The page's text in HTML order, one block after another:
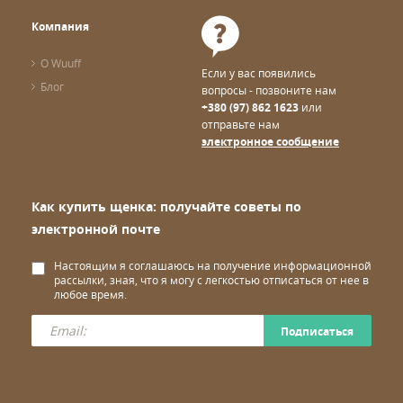
приступайте к выбору щенка.
Процесс покупки щенка должен быть приятным и
комфортным. Именно поэтому мы собрали всю доступную
информацию в одном месте, тем самым устраняя
путаницу и добавляя Вам уверенности.
Закажите щенка через Wuuff для того, чтобы поделиться
электроннойпочтеили звоните по телефону, мы будем
рады Вам
помочь.
Компания
О Wuuff
Блог
Если у вас появились
вопросы - позвоните нам
+380 (97) 862 1623 или
отправьте нам
электронное сообщение
Как купить щенка: получайте советы по
электронной почте
Настоящим я соглашаюсь на получение информационной
рассылки, зная, что я могу с легкостью отписаться от нее в
любое время.
Подписаться